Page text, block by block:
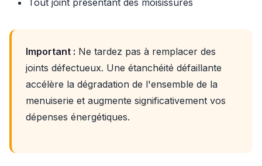
Tout joint présentant des moisissures
Important : Ne tardez pas à remplacer des
joints défectueux. Une étanchéité défaillante
accélère la dégradation de l'ensemble de la
menuiserie et augmente significativement vos
dépenses énergétiques.